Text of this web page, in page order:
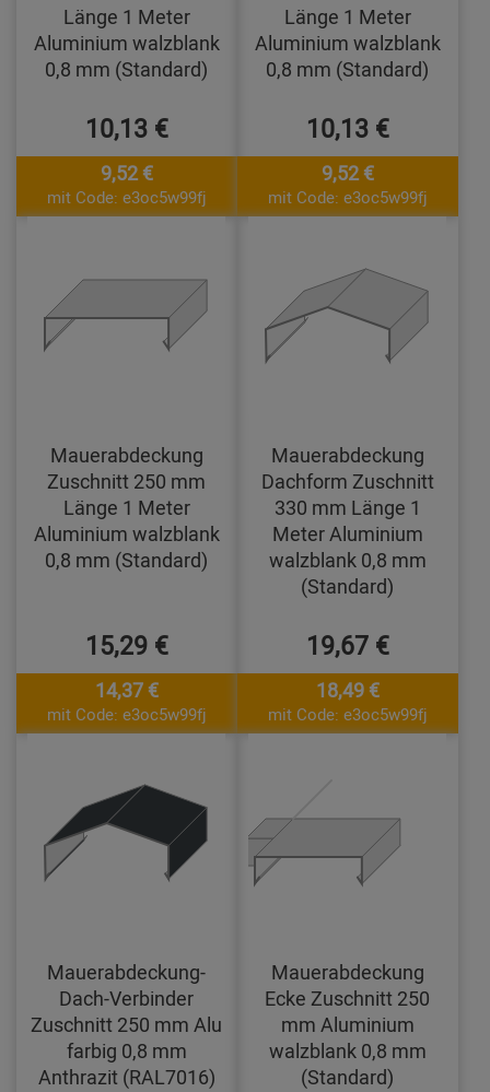
Länge 1 Meter
Aluminium walzblank
0,8 mm (Standard)
10,13 €
9,52 €
mit Code: e3oc5w99fj
Länge 1 Meter
Aluminium walzblank
0,8 mm (Standard)
10,13 €
9,52 €
mit Code: e3oc5w99fj
Mauerabdeckung
Zuschnitt 250 mm
Länge 1 Meter
Aluminium walzblank
0,8 mm (Standard)
15,29 €
14,37 €
mit Code: e3oc5w99fj
Mauerabdeckung
Dachform Zuschnitt
330 mm Länge 1
Meter Aluminium
walzblank 0,8 mm
(Standard)
19,67 €
18,49 €
mit Code: e3oc5w99fj
Mauerabdeckung-
Dach-Verbinder
Zuschnitt 250 mm Alu
farbig 0,8 mm
Anthrazit (RAL7016)
Mauerabdeckung
Ecke Zuschnitt 250
mm Aluminium
walzblank 0,8 mm
(Standard)